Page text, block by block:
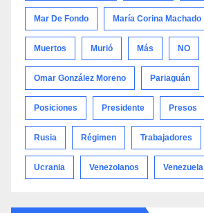
Mar De Fondo María Corina Machado
Muertos Murió Más NO
Omar González Moreno Pariaguán
Posiciones Presidente Presos
Rusia Régimen Trabajadores
Ucrania Venezolanos Venezuela